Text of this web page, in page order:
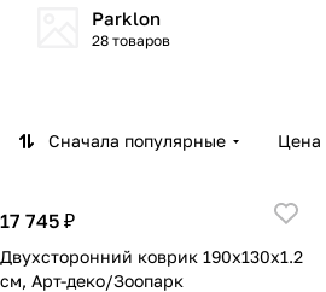
Parklon
28 товаров
Сначала популярные Цена
17 745 ₽
Двухсторонний коврик 190x130x1.2
см, Арт-деко/Зоопарк